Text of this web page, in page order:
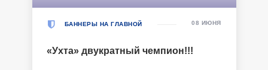
БАННЕРЫ НА ГЛАВНОЙ
«Ухта» двукратный чемпион!!!
08 ИЮНЯ